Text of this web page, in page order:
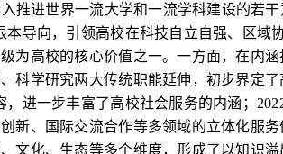
推进世界一流大学和一流学科建设的若
本导向，引领高校在科技自立自强、区
为高校的核心价值之一。一方面，在内
科学研究两大传统职能延伸，初步界定
，进一步丰富了高校社会服务的内涵；
新、国际交流合作等多领域的立体化服
文化、生态等多个维度，形成了以知识